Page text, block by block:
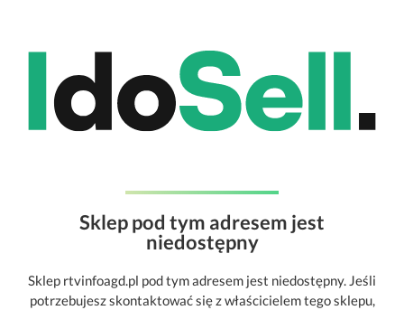
Sklep pod tym adresem jest
niedostępny
Sklep rtvinfoagd.pl pod tym adresem jest niedostępny. Jeśli
potrzebujesz skontaktować się z właścicielem tego sklepu,